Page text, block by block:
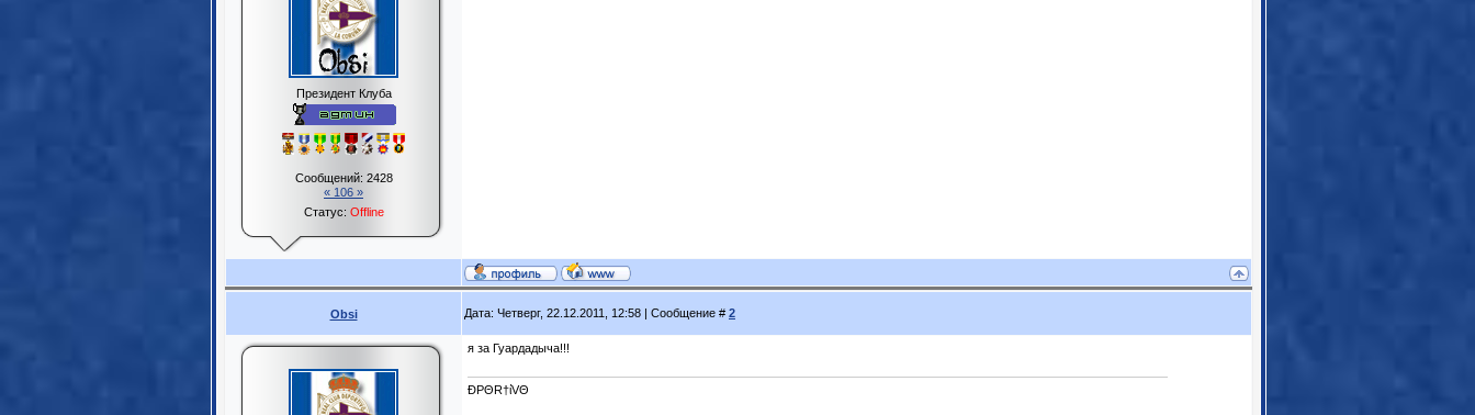
Президент Клуба
Сообщений: 2428
« 106 »
Статус: Offline
Obsi Дата: Четверг, 22.12.2011, 12:58 | Сообщение # 2
я за Гуардадыча!!!
ĐPΘR†ίVΘ